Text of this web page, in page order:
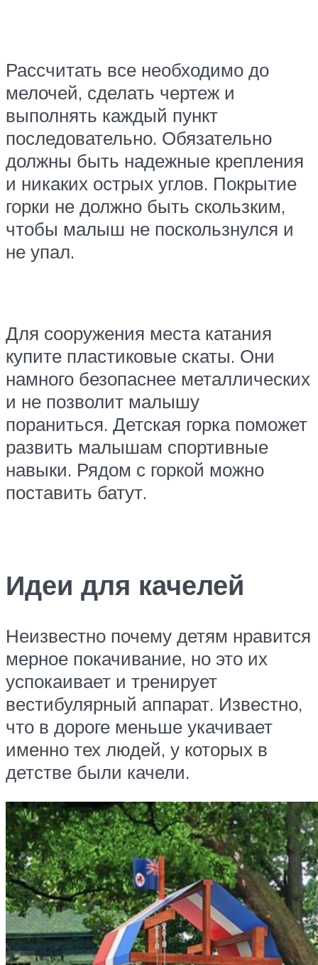
Рассчитать все необходимо до
мелочей, сделать чертеж и
выполнять каждый пункт
последовательно. Обязательно
должны быть надежные крепления
и никаких острых углов. Покрытие
горки не должно быть скользким,
чтобы малыш не поскользнулся и
не упал.
Для сооружения места катания
купите пластиковые скаты. Они
намного безопаснее металлических
и не позволит малышу
пораниться. Детская горка поможет
развить малышам спортивные
навыки. Рядом с горкой можно
поставить батут.
Идеи для качелей
Неизвестно почему детям нравится
мерное покачивание, но это их
успокаивает и тренирует
вестибулярный аппарат. Известно,
что в дороге меньше укачивает
именно тех людей, у которых в
детстве были качели.